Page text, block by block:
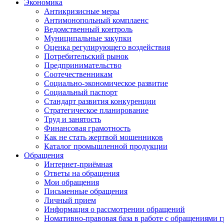
Экономика
Антикризисные меры
Антимонопольный комплаенс
Ведомственный контроль
Муниципальные закупки
Оценка регулирующего воздействия
Потребительский рынок
Предпринимательство
Соотечественникам
Социально-экономическое развитие
Социальный паспорт
Стандарт развития конкуренции
Стратегическое планирование
Труд и занятость
Финансовая грамотность
Как не стать жертвой мошенников
Каталог промышленной продукции
Обращения
Интернет-приёмная
Ответы на обращения
Мои обращения
Письменные обращения
Личный прием
Информация о рассмотрении обращений
Номативно-правовая база в работе с обращениями